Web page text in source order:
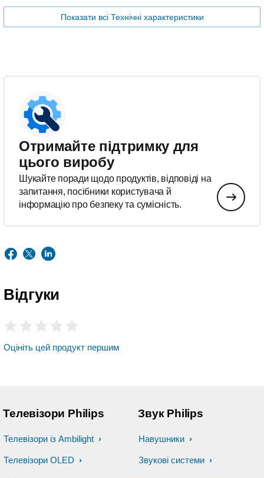
Показати всі Технічні характеристики
Отримайте підтримку для
цього виробу
Шукайте поради щодо продуктів, відповіді на
запитання, посібники користувача й
інформацію про безпеку та сумісність.
Відгуки
Оцініть цей продукт першим
Телевізори Philips
Телевізори із Ambilight
Телевізори OLED
Звук Philips
Навушники
Звукові системи